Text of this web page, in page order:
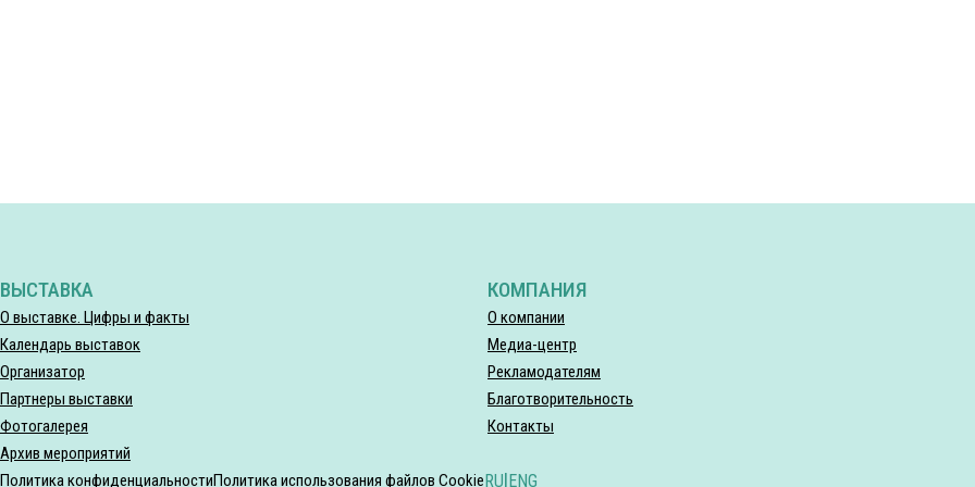
ВЫСТАВКА
О выставке. Цифры и факты
Календарь выставок
Организатор
Партнеры выставки
Фотогалерея
Архив мероприятий
КОМПАНИЯ
О компании
Медиа-центр
Рекламодателям
Благотворительность
Контакты
Политика конфиденциальностиПолитика использования файлов CookieRU|ENG